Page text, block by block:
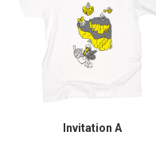
Invitation A